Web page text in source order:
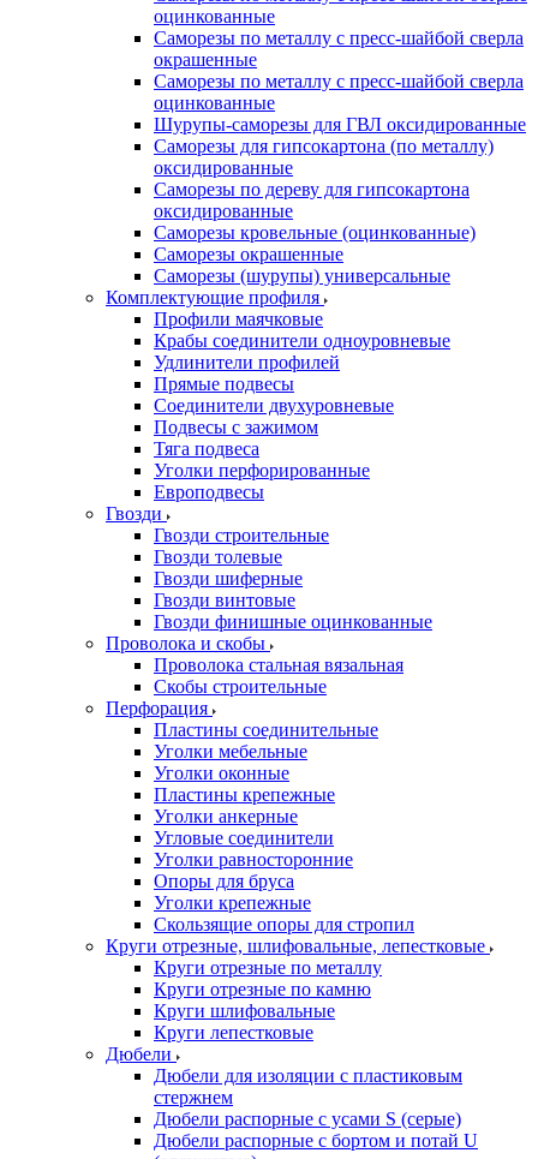
оцинкованные
Саморезы по металлу с пресс-шайбой сверла
окрашенные
Саморезы по металлу с пресс-шайбой сверла
оцинкованные
Шурупы-саморезы для ГВЛ оксидированные
Саморезы для гипсокартона (по металлу)
оксидированные
Саморезы по дереву для гипсокартона
оксидированные
Саморезы кровельные (оцинкованные)
Саморезы окрашенные
Саморезы (шурупы) универсальные
Комплектующие профиля
Профили маячковые
Крабы соединители одноуровневые
Удлинители профилей
Прямые подвесы
Соединители двухуровневые
Подвесы с зажимом
Тяга подвеса
Уголки перфорированные
Европодвесы
Гвозди
Гвозди строительные
Гвозди толевые
Гвозди шиферные
Гвозди винтовые
Гвозди финишные оцинкованные
Проволока и скобы
Проволока стальная вязальная
Скобы строительные
Перфорация
Пластины соединительные
Уголки мебельные
Уголки оконные
Пластины крепежные
Уголки анкерные
Угловые соединители
Уголки равносторонние
Опоры для бруса
Уголки крепежные
Скользящие опоры для стропил
Круги отрезные, шлифовальные, лепестковые
Круги отрезные по металлу
Круги отрезные по камню
Круги шлифовальные
Круги лепестковые
Дюбели
Дюбели для изоляции с пластиковым
стержнем
Дюбели распорные с усами S (серые)
Дюбели распорные c бортом и потай U